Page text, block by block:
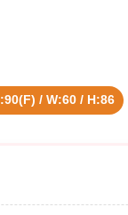
/ W:60 / H:86